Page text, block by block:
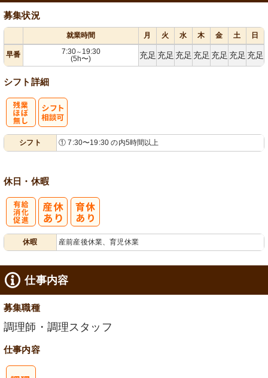
募集状況
就業時間 月 火 水 木 金 土 日
早番 7:30～ 19:30
(5h〜)
充足 充足 充足 充足 充足 充足 充足
シフト詳細
シフト ① 7:30〜19:30 の内5時間以上
休日・休暇
休暇 産前産後休業、育児休業
仕事内容
募集職種
調理師・調理スタッフ
仕事内容